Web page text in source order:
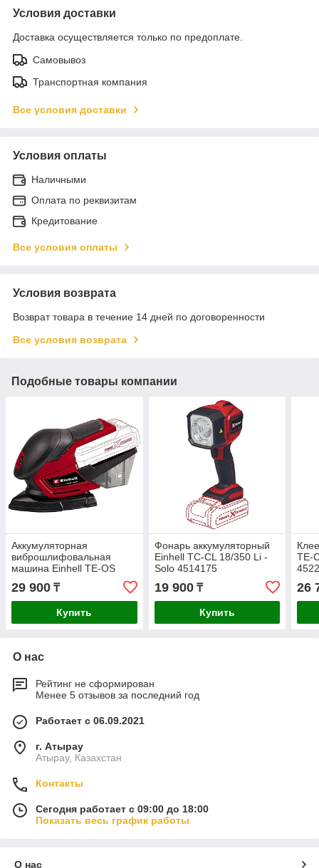
Условия доставки
Доставка осуществляется только по предоплате.
Самовывоз
Транспортная компания
Все условия доставки
Условия оплаты
Наличными
Оплата по реквизитам
Кредитование
Все условия оплаты
Условия возврата
Возврат товара в течение 14 дней по договоренности
Все условия возврата
Подобные товары компании
Аккумуляторная
виброшлифовальная
машина Einhell TE-OS
18/150 Li Solo 4460708
29 900 ₸
Купить
Фонарь аккумуляторный
Einhell TC-CL 18/350 Li -
Solo 4514175
19 900₸
Купить
TE-
26
О нас
Рейтинг не сформирован
Менее 5 отзывов за последний год
Работает с 06.09.2021
г. Атырау
Атырау, Казахстан
Контакты
Сегодня работает с 09:00 до 18:00
Показать весь график работы
О нас